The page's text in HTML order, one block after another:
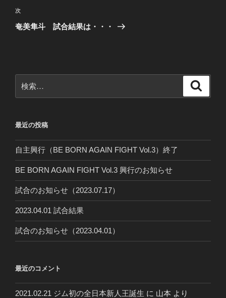
ビ
ゲ
ン
稿
次
の
次
奄美隼斗 試合結果は・・・
索:
最近の投稿
自主興行（BE BORN AGAIN FIGHT Vol.3）終了
BE BORN AGAIN FIGHT Vol.3 興行のお知らせ
試合のお知らせ（2023.07.17）
2023.04.01 試合結果
試合のお知らせ（2023.04.01）
最近のコメント
2021.02.21 ジム初の全日本新人王誕生 に 山本 より